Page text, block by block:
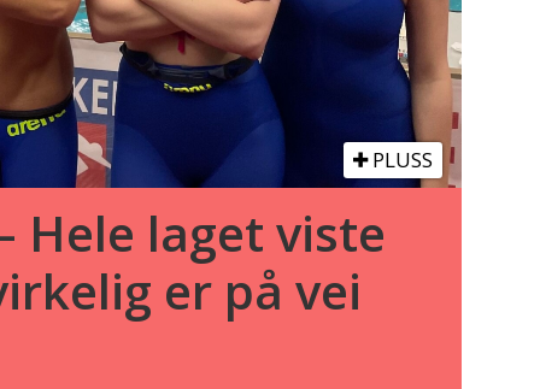
PLUSS
Hele laget viste
er på vei